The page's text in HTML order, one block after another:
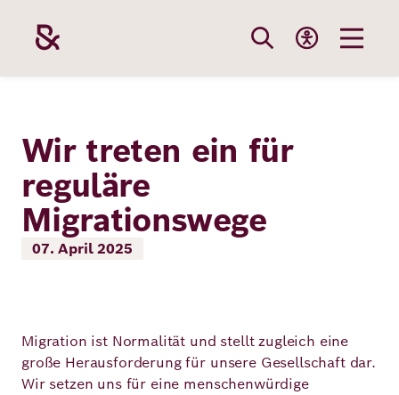
Inhalt
Stiftung
Förderung
Team
Werte und
Haltung
Themen
Resilienz
Aktuelle
Wir treten ein für
reguläre
Migrationswege
07. April 2025
Migration ist Normalität und stellt zugleich eine
große Herausforderung für unsere Gesellschaft dar.
Wir setzen uns für eine menschenwürdige